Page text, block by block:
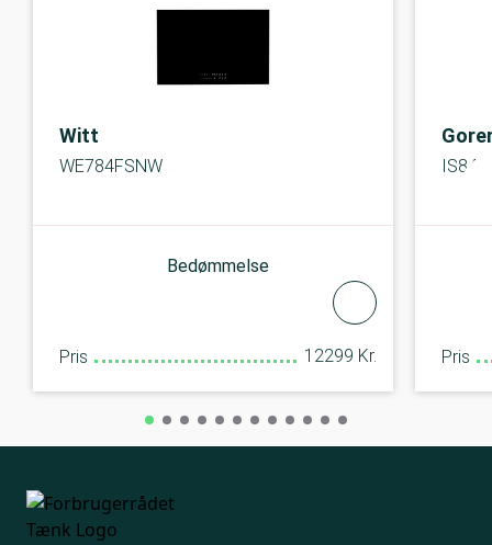
Witt
WE784FSNW
Bedømmelse
Pris 12299 Kr. Pris